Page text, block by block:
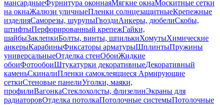
мансардныеФурнитура оконнаяМягкие окнаМоскитные сетки
на окнаЖалюзи уличныеПленки солнцезащитныеКрепежные
изделияСаморезы, шурупыГвоздиАнкеры, дюбелиСкобы,
штифтыПерфорированный крепежГайки,
шайбыЗаклепкиБолты, винты, шпилькиХомутыХимические
анкерыКарабиныФиксаторы арматурыШплинтыПружины
универсальныеОтделка стенОбоиЖидкие
обоиФотообоиШтукатурки декоративныеДекоративный
каменьСкиналиПленки самоклеящиеся Армирующие
сеткиСтеновые панелиУголки, маяки,
профилиВагонкаСтеклохолсты, флизелинЭкраны для
радиаторовОтделка потолкаПотолочные системыПотолочные